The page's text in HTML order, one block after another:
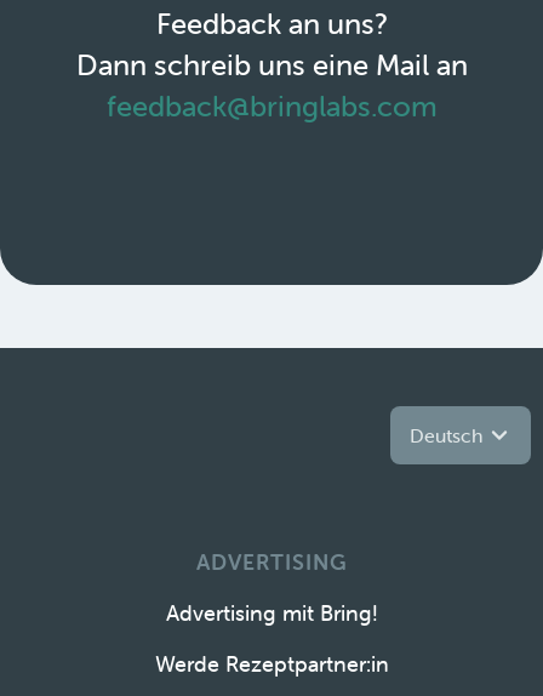
Feedback an uns?
Dann schreib uns eine Mail an
feedback@bringlabs.com
Deutsch
ADVERTISING
Advertising mit Bring!
Werde Rezeptpartner:in